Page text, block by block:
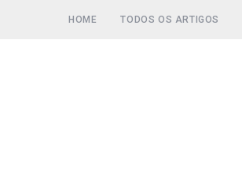
HOME TODOS OS ARTIGOS